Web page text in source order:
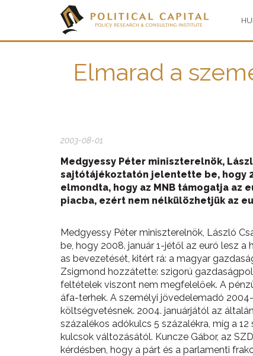
Elmarad a
2003-08-01
Medgyessy Péter miniszterelnök,
sajtótájékoztatón jelentette be, hogy
elmondta, hogy az MNB támogatja
piacba, ezért nem nélkülözhetjük az
Medgyessy Péter miniszterelnök, László
be, hogy 2008. január 1-jétől az euró lesz
as bevezetését, kitért rá: a magyar
Zsigmond hozzátette: szigorú
feltételek viszont nem megfelelőek. A
áfa-terhek. A személyi jövedelemadó
költségvetésnek. 2004. januárjától az
százalékos adókulcs 5 százalékra, míg a
kulcsok változásától. Kuncze Gábor, az
kérdésben, hogy a párt és a parlamenti